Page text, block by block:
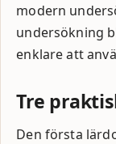
modern
undersökning
enklare att
Tre
Den första